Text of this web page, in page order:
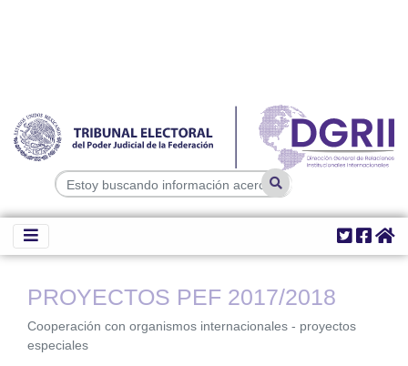
PROYECTOS PEF 2017/2018
Cooperación con organismos internacionales - proyectos
especiales